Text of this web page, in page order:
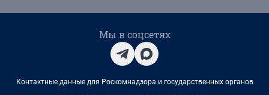
Мы в соцсетях
Контактные данные для Роскомнадзора и государственных органов